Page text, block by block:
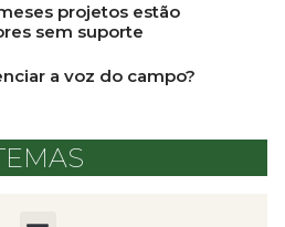
projetos estão
sem suporte
a voz do campo?